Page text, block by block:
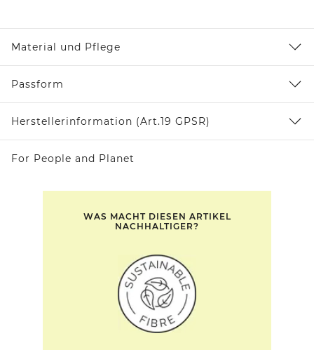
Material und Pflege
Passform
Herstellerinformation (Art.19 GPSR)
For People and Planet
WAS MACHT DIESEN ARTIKEL
NACHHALTIGER?